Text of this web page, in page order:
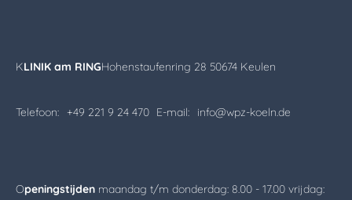
KLINIK am RINGHohenstaufenring 28 50674 Keulen
Telefoon: +49 221 9 24 470 E-mail: info@wpz-koeln.de
Openingstijden maandag t/m donderdag: 8.00 - 17.00 vrijdag: